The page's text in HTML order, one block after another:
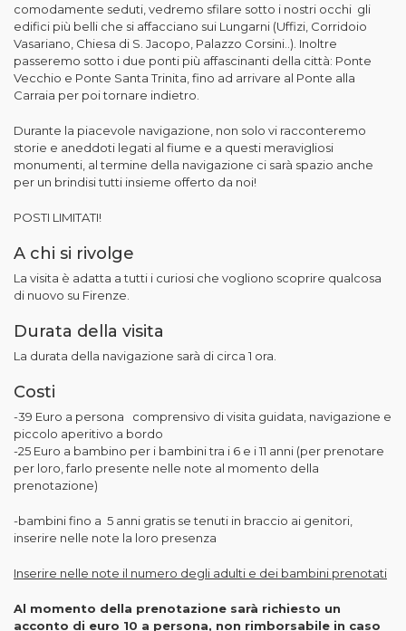
comodamente seduti, vedremo sfilare sotto i nostri occhi gli
edifici più belli che si affacciano sui Lungarni (Uffizi, Corridoio
Vasariano, Chiesa di S. Jacopo, Palazzo Corsini..). Inoltre
passeremo sotto i due ponti più affascinanti della città: Ponte
Vecchio e Ponte Santa Trinita, fino ad arrivare al Ponte alla
Carraia per poi tornare indietro.
Durante la piacevole navigazione, non solo vi racconteremo
storie e aneddoti legati al fiume e a questi meravigliosi
monumenti, al termine della navigazione ci sarà spazio anche
per un brindisi tutti insieme offerto da noi!
POSTI LIMITATI!
A chi si rivolge
La visita è adatta a tutti i curiosi che vogliono scoprire qualcosa
di nuovo su Firenze.
Durata della visita
La durata della navigazione sarà di circa 1 ora.
Costi
-39 Euro a persona comprensivo di visita guidata, navigazione e
piccolo aperitivo a bordo
-25 Euro a bambino per i bambini tra i 6 e i 11 anni (per prenotare
per loro, farlo presente nelle note al momento della
prenotazione)
-bambini fino a 5 anni gratis se tenuti in braccio ai genitori,
inserire nelle note la loro presenza
Inserire nelle note il numero degli adulti e dei bambini prenotati
Al momento della prenotazione sarà richiesto un
acconto di euro 10 a persona, non rimborsabile in caso